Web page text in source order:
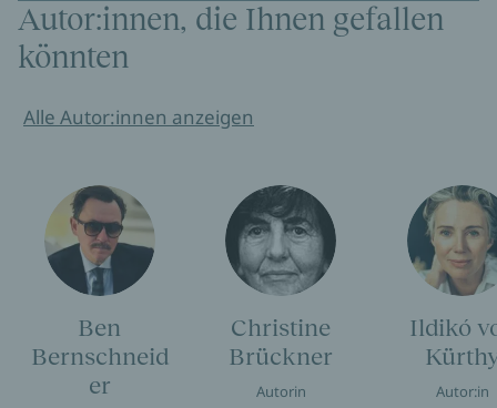
Autor:innen, die Ihnen gefallen
könnten
Alle Autor:innen anzeigen
Ben
Bernschneid
er
Christine
Brückner
Autorin
Ildikó
Autor:in